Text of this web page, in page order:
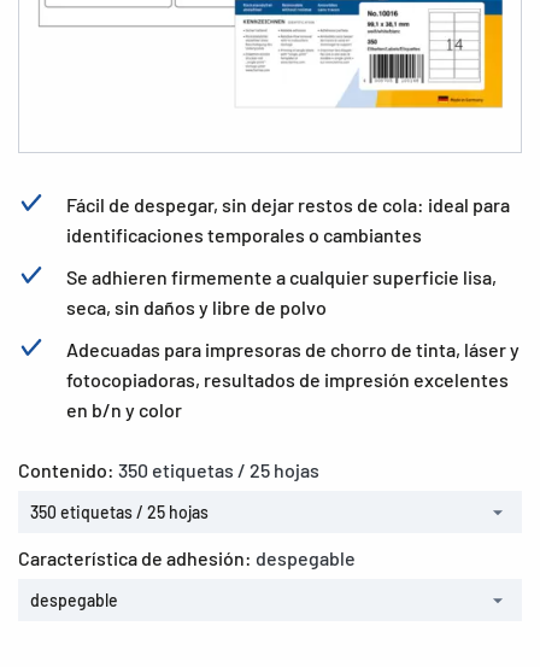
Fácil de despegar, sin dejar restos de cola: ideal para
identificaciones temporales o cambiantes
Se adhieren firmemente a cualquier superficie lisa,
seca, sin daños y libre de polvo
Adecuadas para impresoras de chorro de tinta, láser y
fotocopiadoras, resultados de impresión excelentes
en b/n y color
Contenido: 350 etiquetas / 25 hojas
350 etiquetas / 25 hojas
Característica de adhesión: despegable
despegable